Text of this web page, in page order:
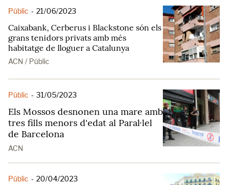
Públic - 21/06/2023
Caixabank, Cerberus i Blackstone són els
grans tenidors privats amb més
habitatge de lloguer a Catalunya
ACN / Públic
Públic - 31/05/2023
Els Mossos desnonen una mare amb
tres fills menors d'edat al Paral·lel
de Barcelona
ACN
Públic - 20/04/2023